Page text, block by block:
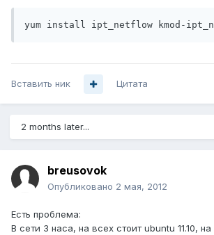
Вставить ник Цитата
2 months later...
breusovok
Опубликовано 2 мая, 2012
Есть проблема:
В сети 3 наса, на всех стоит ubuntu 11.10, на